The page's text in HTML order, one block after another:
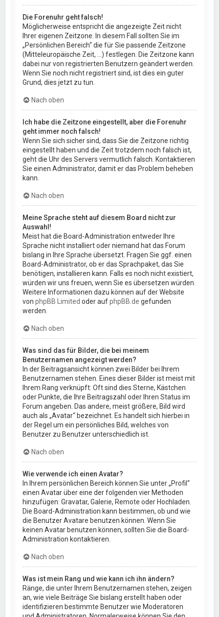
Die Forenuhr geht falsch!
Möglicherweise entspricht die angezeigte Zeit nicht
Ihrer eigenen Zeitzone. In diesem Fall sollten Sie im
„Persönlichen Bereich“ die für Sie passende Zeitzone
(Mitteleuropäische Zeit, ...) festlegen. Die Zeitzone kann
dabei nur von registrierten Benutzern geändert werden.
Wenn Sie noch nicht registriert sind, ist dies ein guter
Grund, dies jetzt zu tun.
Nach oben
Ich habe die Zeitzone eingestellt, aber die Forenuhr
geht immer noch falsch!
Wenn Sie sich sicher sind, dass Sie die Zeitzone richtig
eingestellt haben und die Zeit trotzdem noch falsch ist,
geht die Uhr des Servers vermutlich falsch. Kontaktieren
Sie einen Administrator, damit er das Problem beheben
kann.
Nach oben
Meine Sprache steht auf diesem Board nicht zur
Auswahl!
Meist hat die Board-Administration entweder Ihre
Sprache nicht installiert oder niemand hat das Forum
bislang in Ihre Sprache übersetzt. Fragen Sie ggf. einen
Board-Administrator, ob er das Sprachpaket, das Sie
benötigen, installieren kann. Falls es noch nicht existiert,
würden wir uns freuen, wenn Sie es übersetzen würden.
Weitere Informationen dazu können auf der Website
vonphpBB Limited oder aufphpBB.de gefunden
werden.
Nach oben
Was sind das für Bilder, die bei meinem
Benutzernamen angezeigt werden?
In der Beitragsansicht können zwei Bilder bei Ihrem
Benutzernamen stehen. Eines dieser Bilder ist meist mit
Ihrem Rang verknüpft: Oft sind dies Sterne, Kästchen
oder Punkte, die Ihre Beitragszahl oder Ihren Status im
Forum angeben. Das andere, meist größere, Bild wird
auch als „Avatar“ bezeichnet. Es handelt sich hierbei in
der Regel um ein persönliches Bild, welches von
Benutzer zu Benutzer unterschiedlich ist.
Nach oben
Wie verwende ich einen Avatar?
In Ihrem persönlichen Bereich können Sie unter „Profil“
einen Avatar über eine der folgenden vier Methoden
hinzufügen: Gravatar, Galerie, Remote oder Hochladen.
Die Board-Administration kann bestimmen, ob und wie
die Benutzer Avatare benutzen können. Wenn Sie
keinen Avatar benutzen können, sollten Sie die Board-
Administration kontaktieren.
Nach oben
Was ist mein Rang und wie kann ich ihn ändern?
Ränge, die unter Ihrem Benutzernamen stehen, zeigen
an, wie viele Beiträge Sie bislang erstellt haben oder
identifizieren bestimmte Benutzer wie Moderatoren